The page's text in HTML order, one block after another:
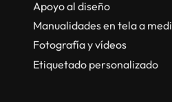
Apoyo al diseño
Manualidades en tela a
Fotografía y vídeos
Etiquetado personalizado